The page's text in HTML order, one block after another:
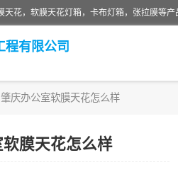
程有限公司
庆办公室软膜天花怎么样
膜天花怎么样